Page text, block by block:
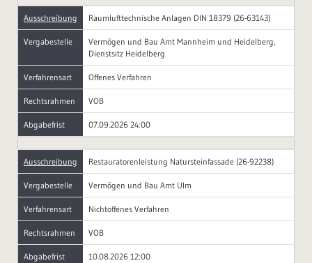
Ausschreibung Raumlufttechnische Anlagen DIN 18379 (26-63143)
Vergabestelle
Vermögen und Bau Amt Mannheim und Heidelberg,
Dienstsitz Heidelberg
Verfahrensart Offenes Verfahren
Rechtsrahmen VOB
Abgabefrist 07.09.2026 24:00
Ausschreibung Restauratorenleistung Natursteinfassade (26-92238)
Vergabestelle Vermögen und Bau Amt Ulm
Verfahrensart Nichtoffenes Verfahren
Rechtsrahmen VOB
Abgabefrist 10.08.2026 12:00